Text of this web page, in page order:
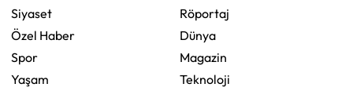
Siyaset
Özel Haber
Spor
Yaşam
Röportaj
Dünya
Magazin
Teknoloji